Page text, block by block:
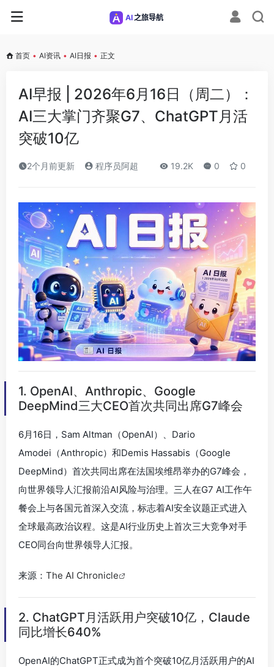
首页 • AI资讯 • AI日报 • 正文
AI早报 | 2026年6月16日（周二）：
AI三大掌门齐聚G7、ChatGPT月活
突破10亿
2个月前更新 程序员阿超 19.2K 0 0
1. OpenAI、Anthropic、Google
DeepMind三大CEO首次共同出席G7峰会
6月16日，Sam Altman（OpenAI）、Dario
Amodei（Anthropic）和Demis Hassabis（Google
DeepMind）首次共同出席在法国埃维昂举办的G7峰会，
向世界领导人汇报前沿AI风险与治理。三人在G7 AI工作午
餐会上与各国元首深入交流，标志着AI安全议题正式进入
全球最高政治议程。这是AI行业历史上首次三大竞争对手
CEO同台向世界领导人汇报。
来源： The AI Chronicle
2. ChatGPT月活跃用户突破10亿，Claude
同比增长640%
OpenAI的ChatGPT正式成为首个突破10亿月活跃用户的AI